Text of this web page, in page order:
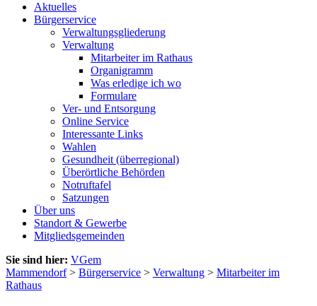
Aktuelles
Bürgerservice
Verwaltungsgliederung
Verwaltung
Mitarbeiter im Rathaus
Organigramm
Was erledige ich wo
Formulare
Ver- und Entsorgung
Online Service
Interessante Links
Wahlen
Gesundheit (überregional)
Überörtliche Behörden
Notruftafel
Satzungen
Über uns
Standort & Gewerbe
Mitgliedsgemeinden
Sie sind hier: VGem
Mammendorf> Bürgerservice > Verwaltung > Mitarbeiter im
Rathaus